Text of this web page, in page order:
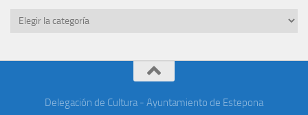
Categorías
Delegación de Cultura - Ayuntamiento de Estepona